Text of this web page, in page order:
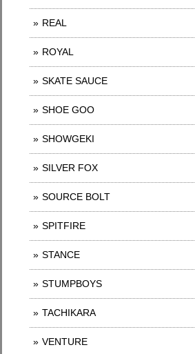
REAL
ROYAL
SKATE SAUCE
SHOE GOO
SHOWGEKI
SILVER FOX
SOURCE BOLT
SPITFIRE
STANCE
STUMPBOYS
TACHIKARA
VENTURE